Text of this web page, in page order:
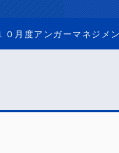
０月度アンガーマネジメ